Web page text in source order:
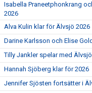
Isabella Praneetphonkrang
2026
Alva Kulin klar för Älvsjö 2026
Darine Karlsson och Elise
Tilly Jankler spelar med
Hannah Sjöberg klar för 2026
Jennifer Sjösten fortsätter i